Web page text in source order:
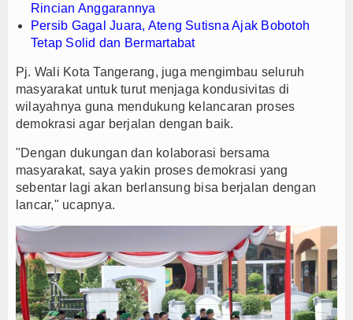
Rincian Anggarannya
Persib Gagal Juara, Ateng Sutisna Ajak Bobotoh
Tetap Solid dan Bermartabat
Pj. Wali Kota Tangerang, juga mengimbau seluruh
masyarakat untuk turut menjaga kondusivitas di
wilayahnya guna mendukung kelancaran proses
demokrasi agar berjalan dengan baik.
"Dengan dukungan dan kolaborasi bersama
masyarakat, saya yakin proses demokrasi yang
sebentar lagi akan berlansung bisa berjalan dengan
lancar," ucapnya.